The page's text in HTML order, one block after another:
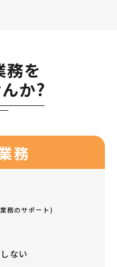
務を
か?
務
務のサポート)
ない